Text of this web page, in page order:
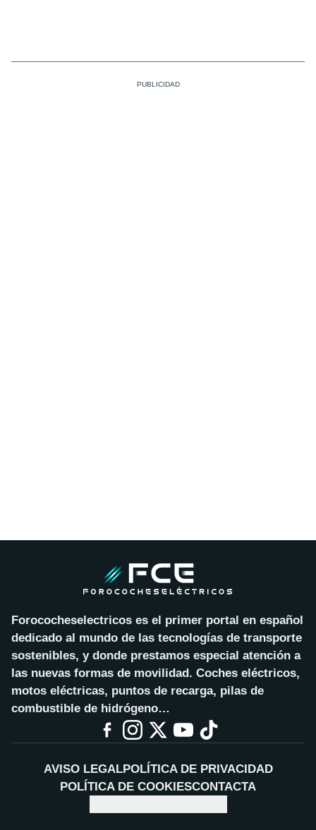
Forococheselectricos es el primer portal en español
dedicado al mundo de las tecnologías de transporte
sostenibles, y donde prestamos especial atención a
las nuevas formas de movilidad. Coches eléctricos,
motos eléctricas, puntos de recarga, pilas de
combustible de hidrógeno…
AVISO LEGALPOLÍTICA DE PRIVACIDAD
POLÍTICA DE COOKIESCONTACTA